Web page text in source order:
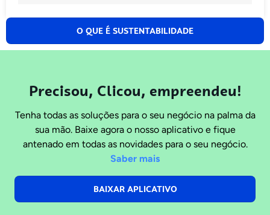
O QUE É SUSTENTABILIDADE
Precisou, Clicou, empreendeu!
Tenha todas as soluções para o seu negócio na palma da
sua mão. Baixe agora o nosso aplicativo e fique
antenado em todas as novidades para o seu negócio.
Saber mais
BAIXAR APLICATIVO